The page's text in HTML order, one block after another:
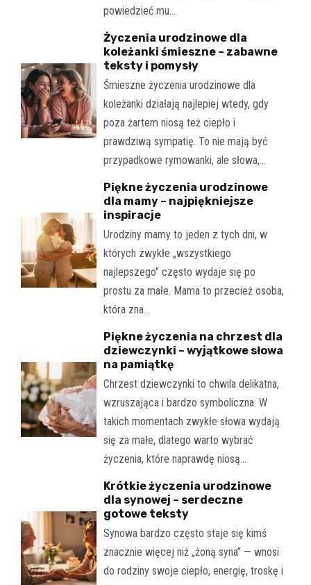
powiedzieć mu…
Życzenia urodzinowe dla
koleżanki śmieszne – zabawne
teksty i pomysły
Śmieszne życzenia urodzinowe dla
koleżanki działają najlepiej wtedy, gdy
poza żartem niosą też ciepło i
prawdziwą sympatię. To nie mają być
przypadkowe rymowanki, ale słowa,…
Piękne życzenia urodzinowe
dla mamy – najpiękniejsze
inspiracje
Urodziny mamy to jeden z tych dni, w
których zwykłe „wszystkiego
najlepszego” często wydaje się po
prostu za małe. Mama to przecież osoba,
która zna…
Piękne życzenia na chrzest dla
dziewczynki – wyjątkowe słowa
na pamiątkę
Chrzest dziewczynki to chwila delikatna,
wzruszająca i bardzo symboliczna. W
takich momentach zwykłe słowa wydają
się za małe, dlatego warto wybrać
życzenia, które naprawdę niosą…
Krótkie życzenia urodzinowe
dla synowej – serdeczne
gotowe teksty
Synowa bardzo często staje się kimś
znacznie więcej niż „żoną syna” — wnosi
do rodziny swoje ciepło, energię, troskę i